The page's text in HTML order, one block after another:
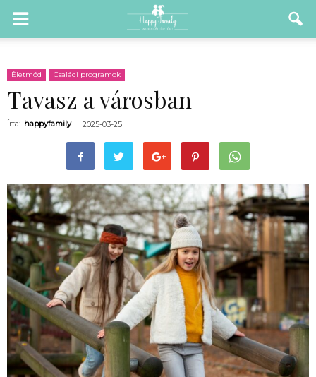
Életmód Családi programok
Tavasz a városban
Írta: happyfamily - 2025-03-25